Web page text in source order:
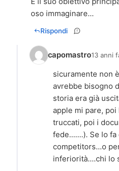
oso immaginare...
Rispondi
capomastro13 anni
sicuramente non
avrebbe bisogno
storia era già
apple mi pare,
truccati, poi i
fede.......). Se lo
competitors...o
inferiorità....chi lo